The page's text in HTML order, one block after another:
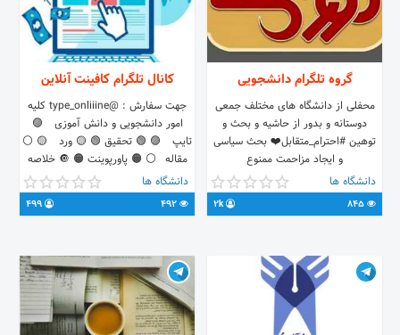
گروه تلگرام دانشجویی
محفلی از دانشگاه های مختلف جمعی
دوستانه و بدور از حاشیه و بحث و
توهین #احترام_متقابل❤️ بحث سیاسی
و ایجاد مزاحمت ممنوع
https://t.me/+BxoiKWb-
ybA4OWQ0 تبلیغ فقط با هماهنگی:👇🏻
@alireza_ark
دانشگاه ها
2k
کانال تلگرام کافینت آنلاین
جهت سفارش : @type_onliiine کلیه
امور دانشجویی و دانش آموزی 🟣
تایپ 🟣 🟢 تحقیق 🟢 🟡 ورد 🟡 ⚪️
مقاله ⚪️ 🟠 پاورپوینت 🟠 🔘 خلاصه
نویسی 🔘 و... ❇️✅با قیمت مناسب و
در سریع ترین زمان پذیرفته میشود.
🧑‍💻👩‍💻🌺🌹
دانشگاه ها